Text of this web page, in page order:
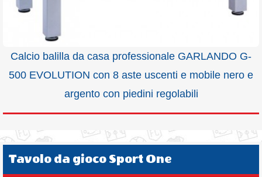
Calcio balilla da casa professionale GARLANDO G-
500 EVOLUTION con 8 aste uscenti e mobile nero e
argento con piedini regolabili
Tavolo da gioco Sport One